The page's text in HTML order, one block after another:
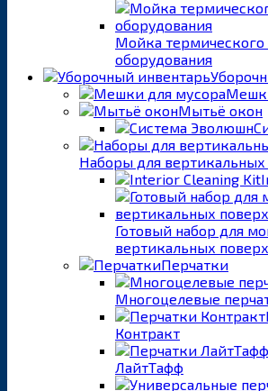
Мойка термического
оборудования
Мытьё окон
Наборы для вертикальных
Готовый набор для
вертикальных
Перчатки
Многоцелевые
Контракт
ЛайтТафф